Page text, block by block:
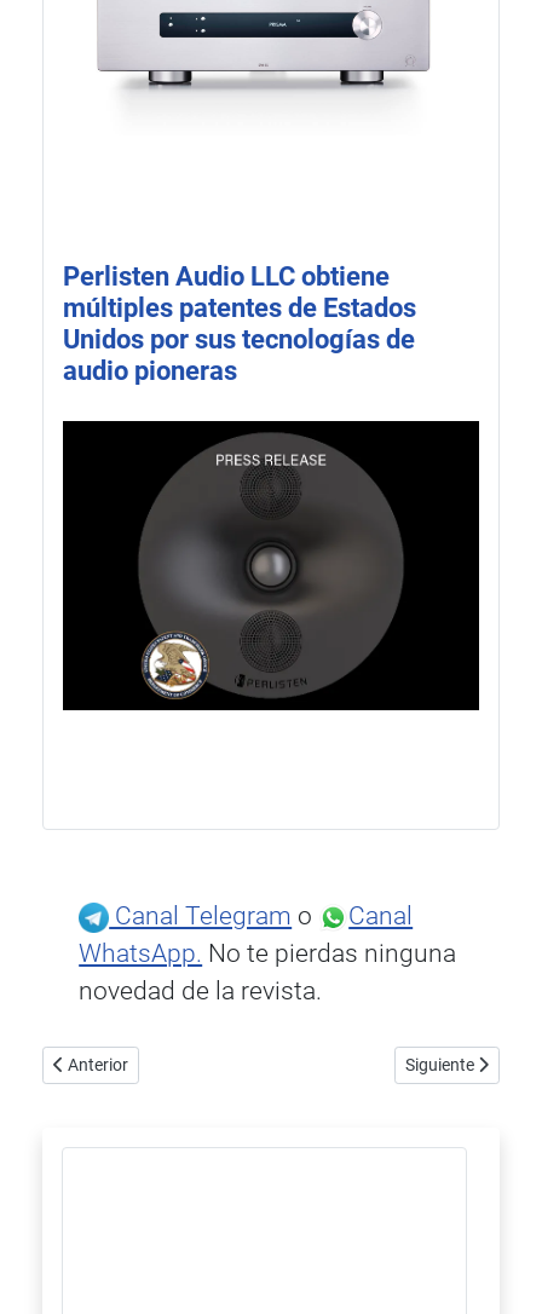
Perlisten Audio LLC obtiene
múltiples patentes de Estados
Unidos por sus tecnologías de
audio pioneras
Canal Telegram o
Canal
WhatsApp. No te pierdas ninguna
novedad de la revista.
Artículo anterior: Elipson Prestige Facet II: Gama completamente
Anterior Artículo siguiente:
Siguiente